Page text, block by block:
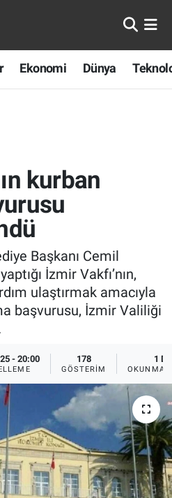
Ekonomi Dünya
kurban
Başkanı Cemil
İzmir Vakfı’nın,
ulaştırmak amacıyla
başvurusu, İzmir Valiliği
- 20:00 178
GÖSTERIM
1 DK
OKUNMA
ve Fikstür